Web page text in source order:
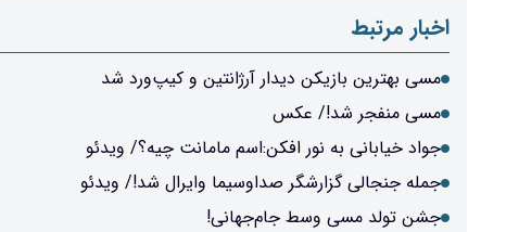
اخبار مرتبط
مسی بهترین بازیکن دیدار آرژانتین و کیپ‌ورد شد
مسی منفجر شد!/ عکس
جواد خیابانی به نور افکن:اسم مامانت چیه؟/ ویدئو
جمله جنجالی گزارشگر صداوسیما وایرال شد!/ ویدئو
جشن تولد مسی وسط جام‌جهانی!